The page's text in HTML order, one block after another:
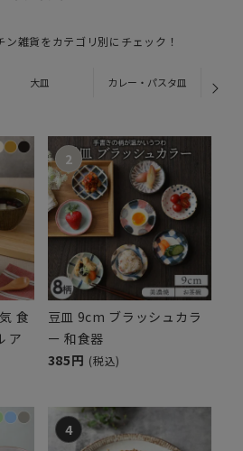
ン雑貨をカテゴリ別にチェック！
大皿 カレー・パスタ皿
食
ア
豆皿 9cm ブラッシュカラ
ー 和食器
385円 (税込)